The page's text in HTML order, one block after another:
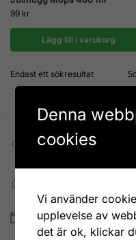
99 kr
Lägg till i varukorg
Endast ett sökresultat
Fri frakt till DHL ombud
Betala allt direkt eller
Snabb leverans
Lagervaror skickas
Denna
cookies
Vi använder
upplevelse av
det är ok, klickar